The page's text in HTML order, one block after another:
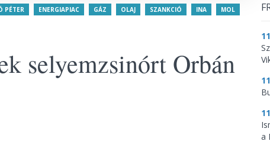
PÉTER ENERGIAPIAC GÁZ OLAJ SZANKCIÓ INA MOL
selyemzsinórt Orbán
a